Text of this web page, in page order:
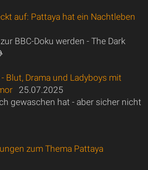
auf: Pattaya hat ein Nachtleben
BBC-Doku werden - The Dark
Blut, Drama und Ladyboys mit
25.07.2025
gewaschen hat - aber sicher nicht
zum Thema Pattaya